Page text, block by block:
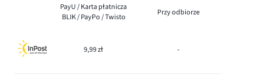
PayU / Karta płatnicza
BLIK / PayPo / Twisto
Przy odbiorze
9,99 zł -